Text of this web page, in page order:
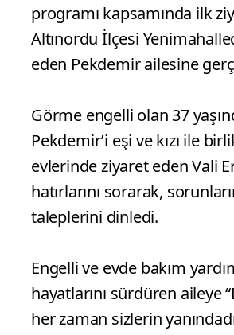
programı kapsamında ilk
Altınordu İlçesi
eden Pekdemir ailesine
Görme engelli olan 37
Pekdemir’i eşi ve kızı ile
evlerinde ziyaret eden Vali
hatırlarını sorarak,
taleplerini dinledi.
Engelli ve evde bakım
hayatlarını sürdüren aileye
her zaman sizlerin